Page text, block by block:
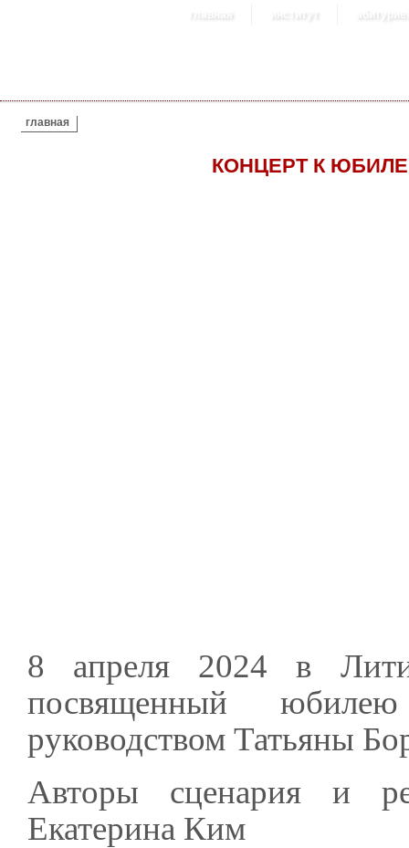
главная институт
ВЫ ЗДЕСЬ
главная
КОНЦЕРТ К
8 апреля 2024 в
посвященный
руководством Татьяны
Авторы сценария и
Екатерина Ким